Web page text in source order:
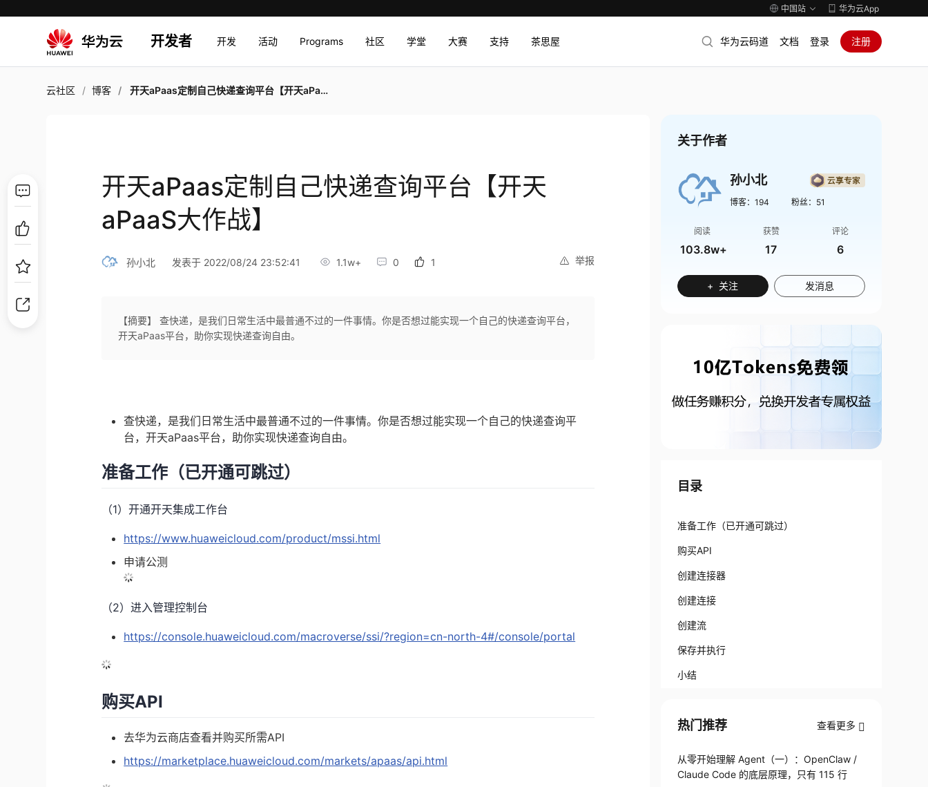
中国站 华为云App
开发者 开发 活动 Programs 社区 学堂 大赛 支持 茶思屋 华为云码道 文档 登录 注册
云社区 博客 开天aPaas定制自己快递查询平台【开天aPaaS大作战】
开天aPaas定制自己快递查询平台【开天
aPaaS大作战】
举报
孙小北 发表于 2022/08/24 23:52:41 1.1w+ 0 1
【摘要】 查快递，是我们日常生活中最普通不过的一件事情。你是否想过能实现一个自己的快递查询平台，
开天aPaas平台，助你实现快递查询自由。
查快递，是我们日常生活中最普通不过的一件事情。你是否想过能实现一个自己的快递查询平
台，开天aPaas平台，助你实现快递查询自由。
准备工作（已开通可跳过）
（1）开通开天集成工作台
https://www.huaweicloud.com/product/mssi.html
申请公测
（2）进入管理控制台
https://console.huaweicloud.com/macroverse/ssi/?region=cn-north-4#/console/portal
购买API
去华为云商店查看并购买所需API
https://marketplace.huaweicloud.com/markets/apaas/api.html
关于作者
孙小北
博客： 194 粉丝： 51
阅读
103.8w+
获赞
17
评论
6
+ 关注 发消息
目录
准备工作（已开通可跳过）
购买API
创建连接器
创建连接
创建流
保存并执行
小结
热门推荐 查看更多
从零开始理解 Agent（一）：OpenClaw /
Claude Code 的底层原理，只有 115 行